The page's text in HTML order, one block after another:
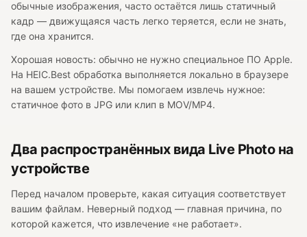
обычные изображения, часто остаётся лишь статичный
кадр — движущаяся часть легко теряется, если не знать,
где она хранится.
Хорошая новость: обычно не нужно специальное ПО Apple.
На HEIC.Best обработка выполняется локально в браузере
на вашем устройстве. Мы помогаем извлечь нужное:
статичное фото в JPG или клип в MOV/MP4.
Два распространённых вида Live Photo на
устройстве
Перед началом проверьте, какая ситуация соответствует
вашим файлам. Неверный подход — главная причина, по
которой кажется, что извлечение «не работает».